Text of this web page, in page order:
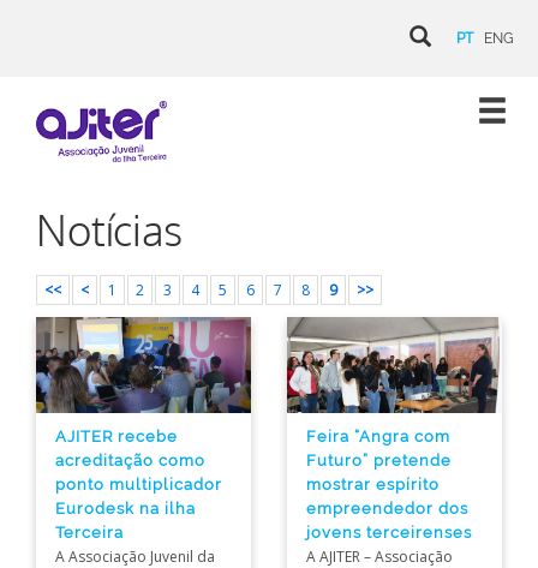
PT ENG
Notícias
<< < 1 2 3 4 5 6 7 8 9 >>
AJITER recebe
acreditação como
ponto multiplicador
Eurodesk na ilha
Terceira
A Associação Juvenil da
Feira “Angra com
Futuro” pretende
mostrar espírito
empreendedor dos
jovens terceirenses
A AJITER – Associação